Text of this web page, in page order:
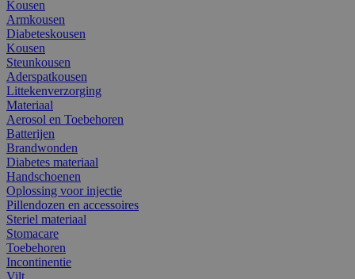
Kousen
Armkousen
Diabeteskousen
Kousen
Steunkousen
Aderspatkousen
Littekenverzorging
Materiaal
Aerosol en Toebehoren
Batterijen
Brandwonden
Diabetes materiaal
Handschoenen
Oplossing voor injectie
Pillendozen en accessoires
Steriel materiaal
Stomacare
Toebehoren
Incontinentie
Vilt